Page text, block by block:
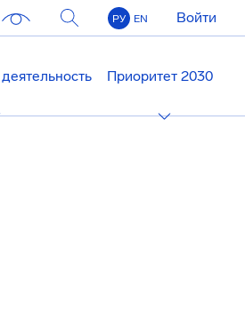
РУ EN Войти
Приоритет 2030